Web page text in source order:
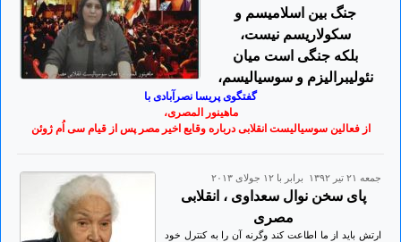
جنگ بین اسلامیسم و
سکولاریسم نیست،
بلکه جنگی است میان
نئولیبرالیزم و سوسیالیسم،
گفتگوی پریسا نصرآبادی با
ماهینور المصری،
از فعالین سوسیالیست انقلابی درباره وقایع اخیر مصر پس از قیام سی اُم ژوئن
جمعه ۲۱ تير ۱۳۹۲ برابر با ۱۲ جولای ۲۰۱۳
پای سخن نوال سعداوی ، انقلابی
مصری
ارتش باید از ما اطاعت کند وگرنه آن را به کنترل خود